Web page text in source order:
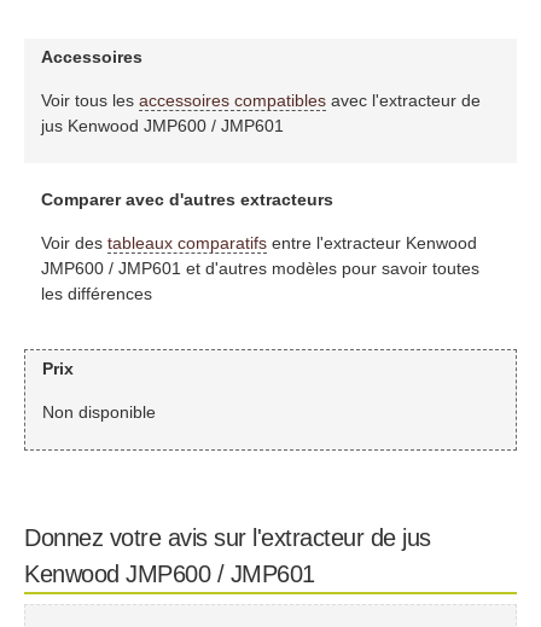
Accessoires
Voir tous les accessoires compatiblesavec l'extracteur de
jus Kenwood JMP600 / JMP601
Comparer avec d'autres extracteurs
Voir des tableaux comparatifsentre l'extracteur Kenwood
JMP600 / JMP601 et d'autres modèles pour savoir toutes
les différences
Prix
Non disponible
Donnez votre avis sur l'extracteur de jus
Kenwood JMP600 / JMP601